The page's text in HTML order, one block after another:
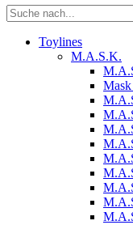
Toylines
M.A.S.K.